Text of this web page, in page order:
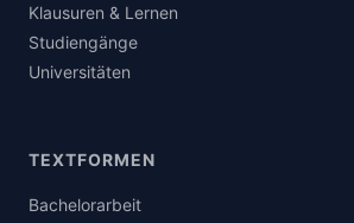
Klausuren & Lernen
Studiengänge
Universitäten
TEXTFORMEN
Bachelorarbeit